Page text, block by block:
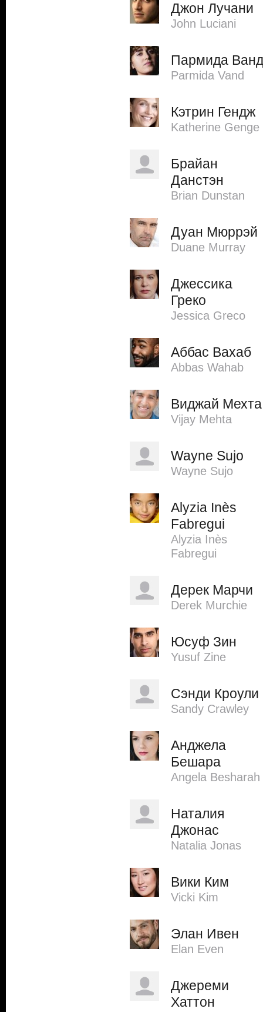
Джон Лучани
John Luciani
Пармида Ванд
Parmida Vand
Кэтрин Гендж
Katherine Genge
Брайан
Данстэн
Brian Dunstan
Дуан Мюррэй
Duane Murray
Джессика
Греко
Jessica Greco
Аббас Вахаб
Abbas Wahab
Виджай Мехта
Vijay Mehta
Wayne Sujo
Wayne Sujo
Alyzia Inès
Fabregui
Alyzia Inès
Fabregui
Дерек Марчи
Derek Murchie
Юсуф Зин
Yusuf Zine
Сэнди Кроули
Sandy Crawley
Анджела
Бешара
Angela Besharah
Наталия
Джонас
Natalia Jonas
Вики Ким
Vicki Kim
Элан Ивен
Elan Even
Джереми
Хаттон